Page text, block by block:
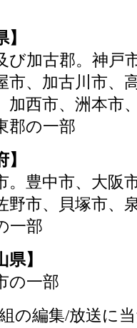
】
び加古郡。神戸
市、加古川市、
加西市、洲本市
郡の一部
】
。豊中市、大阪
野市、貝塚市、
一部
県】
の一部
の編集/放送に